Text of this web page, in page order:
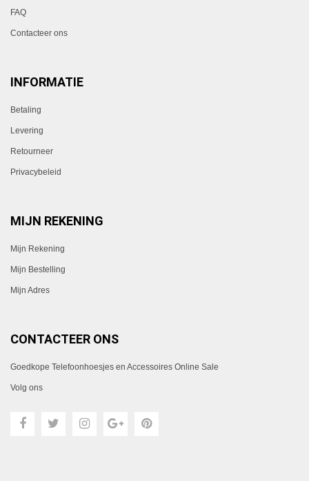
FAQ
Contacteer ons
INFORMATIE
Betaling
Levering
Retourneer
Privacybeleid
MIJN REKENING
Mijn Rekening
Mijn Bestelling
Mijn Adres
CONTACTEER ONS
Goedkope Telefoonhoesjes en Accessoires Online Sale
Volg ons